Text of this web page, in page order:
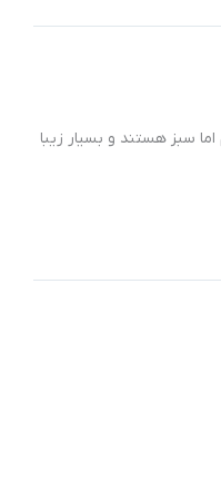
سبز هستند و بسیار زیبا